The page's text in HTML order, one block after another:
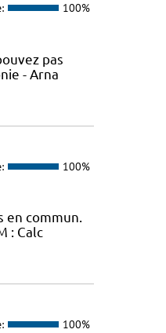
100%
pas
- Arna
100%
en commun.
: Calc
100%